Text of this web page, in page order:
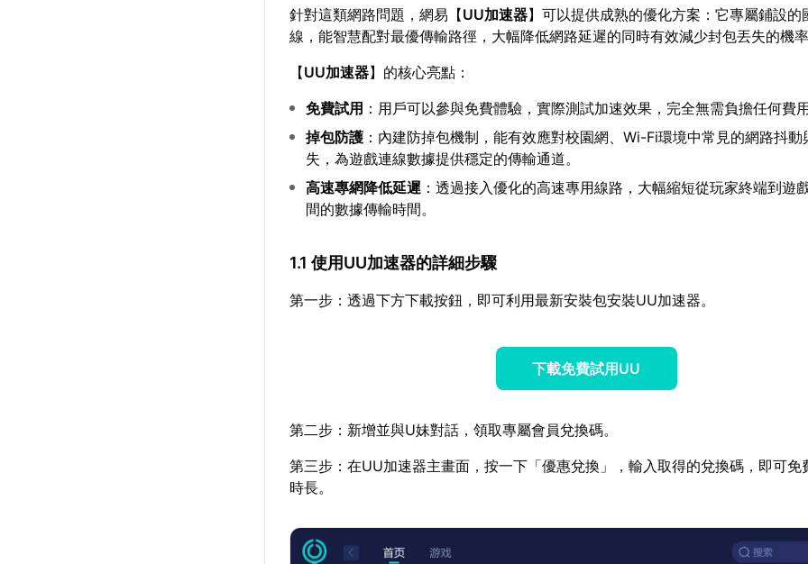
針對這類網路問題，網易【UU加速器】可以提供成熟的優化方案：它專屬鋪設的
線，能智慧配對最優傳輸路徑，大幅降低網路延遲的同時有效減少封包丟失的機
【UU加速器】的核心亮點：
免費試用 ：用戶可以參與免費體驗，實際測試加速效果，完全無需負擔任何費
掉包防護 ：內建防掉包機制，能有效應對校園網、Wi-Fi環境中常見的網路抖動
失，為遊戲連線數據提供穩定的傳輸通道。
高速專網降低延遲 ：透過接入優化的高速專用線路，大幅縮短從玩家終端到遊
間的數據傳輸時間。
1.1 使用UU加速器的詳細步驟
第一步：透過下方下載按鈕，即可利用最新安裝包安裝UU加速器。
下載免費試用UU
第二步：新增並與U妹對話，領取專屬會員兌換碼。
第三步：在UU加速器主畫面，按一下「優惠兌換」，輸入取得的兌換碼，即可免
時長。